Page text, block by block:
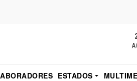
ESTADOS